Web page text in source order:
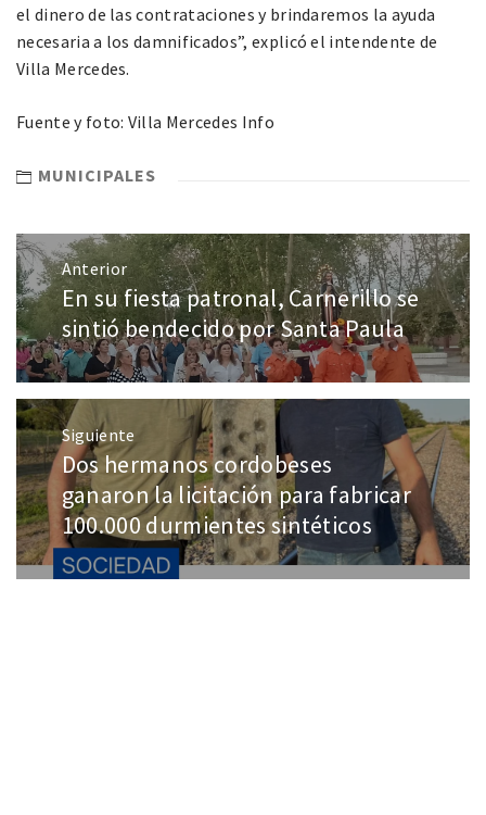
el dinero de las contrataciones y brindaremos la ayuda
necesaria a los damnificados”, explicó el intendente de
Villa Mercedes.
Fuente y foto: Villa Mercedes Info
MUNICIPALES
Anterior
En su fiesta patronal, Carnerillo se
sintió bendecido por Santa Paula
Siguiente
Dos hermanos cordobeses
ganaron la licitación para fabricar
100.000 durmientes sintéticos